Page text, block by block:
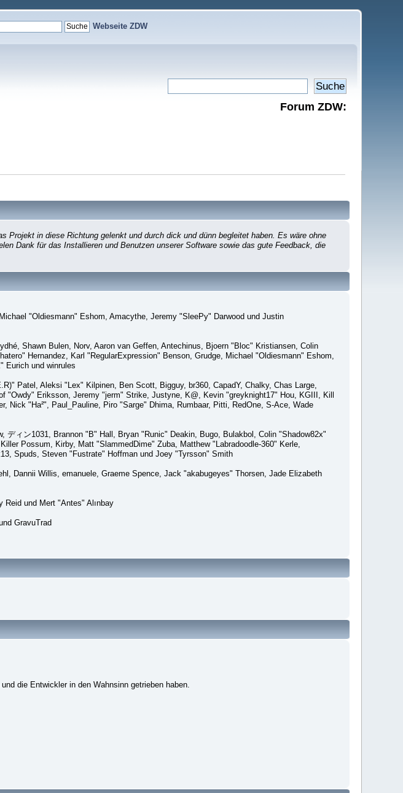
Webseite ZDW
Forum ZDW:
in diese Richtung gelenkt und durch dick und dünn begleitet haben. Es wäre ohne
Dank für das Installieren und Benutzen unserer Software sowie das gute Feedback, die
"Oldiesmann" Eshom, Amacythe, Jeremy "SleePy" Darwood und Justin
Shawn Bulen, Norv, Aaron van Geffen, Antechinus, Bjoern "Bloc" Kristiansen, Colin
Hernandez, Karl "RegularExpression" Benson, Grudge, Michael "Oldiesmann" Eshom,
Eurich und winrules
Patel, Aleksi "Lex" Kilpinen, Ben Scott, Bigguy, br360, CapadY, Chalky, Chas Large,
"Owdy" Eriksson, Jeremy "jerm" Strike, Justyne, K@, Kevin "greyknight17" Hou, KGIII, Kill
"Ha²", Paul_Pauline, Piro "Sarge" Dhima, Rumbaar, Pitti, RedOne, S-Ace, Wade
ィン1031, Brannon "B" Hall, Bryan "Runic" Deakin, Bugo, Bulakbol, Colin "Shadow82x"
Possum, Kirby, Matt "SlammedDime" Zuba, Matthew "Labradoodle-360" Kerle,
Spuds, Steven "Fustrate" Hoffman und Joey "Tyrsson" Smith
Dannii Willis, emanuele, Graeme Spence, Jack "akabugeyes" Thorsen, Jade Elizabeth
Reid und Mert "Antes" Alınbay
GravuTrad
die Entwickler in den Wahnsinn getrieben haben.